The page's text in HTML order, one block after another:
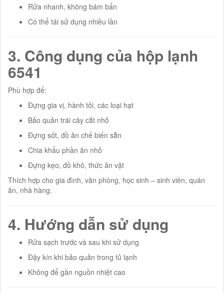
Rửa nhanh, không bám bẩn
Có thể tái sử dụng nhiều lần
3. Công dụng của hộp lạnh
6541
Phù hợp để:
Đựng gia vị, hành tỏi, các loại hạt
Bảo quản trái cây cắt nhỏ
Đựng sốt, đồ ăn chế biến sẵn
Chia khẩu phần ăn nhỏ
Đựng kẹo, đồ khô, thức ăn vặt
Thích hợp cho gia đình, văn phòng, học sinh – sinh viên, quán
ăn, nhà hàng.
4. Hướng dẫn sử dụng
Rửa sạch trước và sau khi sử dụng
Đậy kín khi bảo quản trong tủ lạnh
Không để gần nguồn nhiệt cao